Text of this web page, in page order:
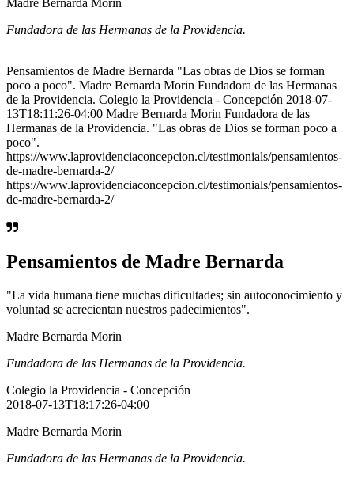
Madre Bernarda Morin
Fundadora de las Hermanas de la Providencia.
Pensamientos de Madre Bernarda "Las obras de Dios se forman
poco a poco". Madre Bernarda Morin Fundadora de las Hermanas
de la Providencia. Colegio la Providencia - Concepción 2018-07-
13T18:11:26-04:00 Madre Bernarda Morin Fundadora de las
Hermanas de la Providencia. "Las obras de Dios se forman poco a
poco".
https://www.laprovidenciaconcepcion.cl/testimonials/pensamientos-
de-madre-bernarda-2/
https://www.laprovidenciaconcepcion.cl/testimonials/pensamientos-
de-madre-bernarda-2/
Pensamientos de Madre Bernarda
"La vida humana tiene muchas dificultades; sin autoconocimiento y
voluntad se acrecientan nuestros padecimientos".
Madre Bernarda Morin
Fundadora de las Hermanas de la Providencia.
Colegio la Providencia - Concepción
2018-07-13T18:17:26-04:00
Madre Bernarda Morin
Fundadora de las Hermanas de la Providencia.